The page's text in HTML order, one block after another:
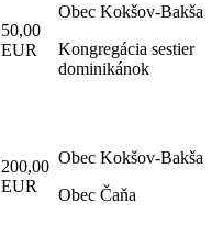
50,00
EUR
Obec Kokšov-Bakša
Kongregácia sestier
dominikánok
200,00
EUR
Obec Kokšov-Bakša
Obec Čaňa